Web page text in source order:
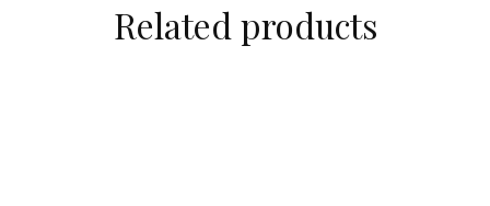
Related products